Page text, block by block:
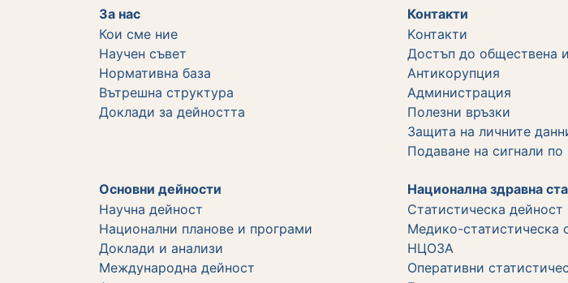
За нас
Кои сме ние
Научен съвет
Нормативна база
Вътрешна структура
Дoклади за дейността
Контакти
Kонтакти
Достъп до обществена
Aнтикорупция
Администрация
Полезни връзки
Защита на личните
Подаване на сигнали
Основни дейности
Научна дейност
Национални планове и програми
Доклади и анализи
Международна дейност
Национална здравна
Статистическа
Медико-статистическа
НЦОЗА
Оперативни